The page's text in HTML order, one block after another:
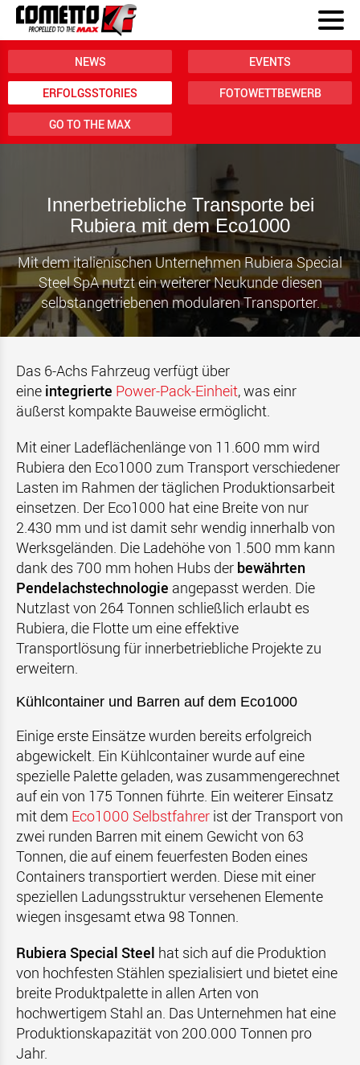
NEWS EVENTS
ERFOLGSSTORIES FOTOWETTBEWERB
GO TO THE MAX
Innerbetriebliche Transporte bei
Rubiera mit dem Eco1000
Mit dem italienischen Unternehmen Rubiera Special
Steel SpA nutzt ein weiterer Neukunde diesen
selbstangetriebenen modularen Transporter.
Das 6-Achs Fahrzeug verfügt über
eine integrierte Power-Pack-Einheit, was einr
äußerst kompakte Bauweise ermöglicht.
Mit einer Ladeflächenlänge von 11.600 mm wird
Rubiera den Eco1000 zum Transport verschiedener
Lasten im Rahmen der täglichen Produktionsarbeit
einsetzen. Der Eco1000 hat eine Breite von nur
2.430 mm und ist damit sehr wendig innerhalb von
Werksgeländen. Die Ladehöhe von 1.500 mm kann
dank des 700 mm hohen Hubs der bewährten
Pendelachstechnologie angepasst werden. Die
Nutzlast von 264 Tonnen schließlich erlaubt es
Rubiera, die Flotte um eine effektive
Transportlösung für innerbetriebliche Projekte zu
erweitern.
Kühlcontainer und Barren auf dem Eco1000
Einige erste Einsätze wurden bereits erfolgreich
abgewickelt. Ein Kühlcontainer wurde auf eine
spezielle Palette geladen, was zusammengerechnet
auf ein von 175 Tonnen führte. Ein weiterer Einsatz
mit dem Eco1000 Selbstfahrer ist der Transport von
zwei runden Barren mit einem Gewicht von 63
Tonnen, die auf einem feuerfesten Boden eines
Containers transportiert werden. Diese mit einer
speziellen Ladungsstruktur versehenen Elemente
wiegen insgesamt etwa 98 Tonnen.
Rubiera Special Steel hat sich auf die Produktion
von hochfesten Stählen spezialisiert und bietet eine
breite Produktpalette in allen Arten von
hochwertigem Stahl an. Das Unternehmen hat eine
Produktionskapazität von 200.000 Tonnen pro
Jahr.